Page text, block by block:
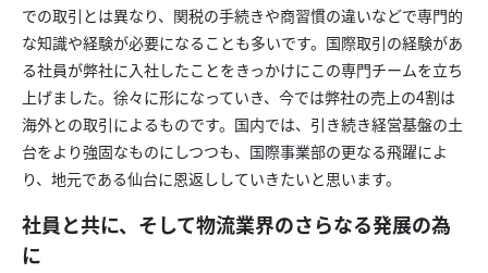
での取引とは異なり、関税の手続きや商習慣の違いなどで専門的
な知識や経験が必要になることも多いです。国際取引の経験があ
る社員が弊社に入社したことをきっかけにこの専門チームを立ち
上げました。徐々に形になっていき、今では弊社の売上の4割は
海外との取引によるものです。国内では、引き続き経営基盤の土
台をより強固なものにしつつも、国際事業部の更なる飛躍によ
り、地元である仙台に恩返ししていきたいと思います。
社員と共に、そして物流業界のさらなる発展の為
に